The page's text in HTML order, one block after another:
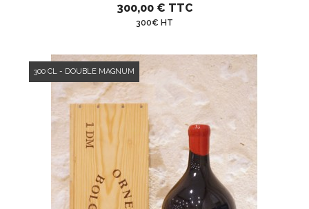
300,00 € TTC
300€ HT
300 CL - DOUBLE MAGNUM